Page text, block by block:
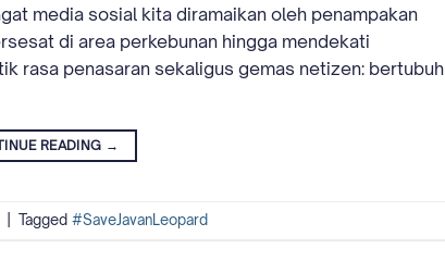
media sosial kita diramaikan oleh penampakan
di area perkebunan hingga mendekati
rasa penasaran sekaligus gemas netizen: bertubuh
READING →
Tagged #SaveJavanLeopard